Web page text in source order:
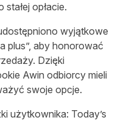
opłacie.
wyjątkowe
plus”, aby honorować
Dzięki
Awin odbiorcy mieli
swoje opcje.
użytkownika: Today’s